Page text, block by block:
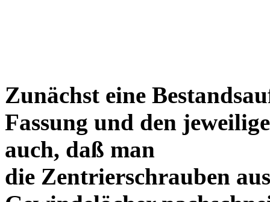
Zunächst eine
Fassung und den
auch, daß man
die Zentrierschrauben